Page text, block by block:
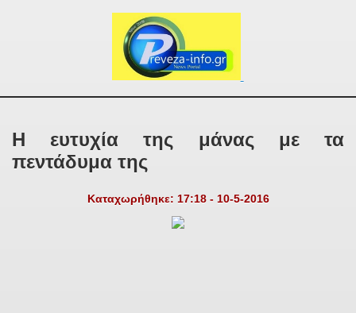
Η ευτυχία της μάνας με τα
πεντάδυμα της
Καταχωρήθηκε: 17:18 - 10-5-2016